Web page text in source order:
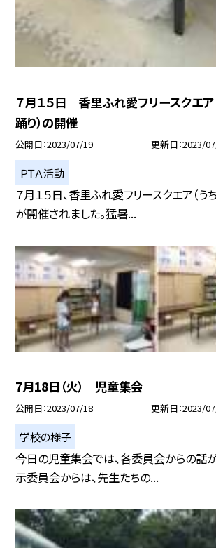
７月１５日 香里ふれ愛フリースクエア
踊り）の開催
公開日 2023/07/19 更新日 2023/
ＰＴＡ活動
７月１５日、香里ふれ愛フリースクエア（う
が開催されました。猛暑...
7月18日（火） 児童集会
公開日 2023/07/18 更新日 2023/
学校の様子
今日の児童集会では、各委員会からの話
示委員会からは、先生たちの...